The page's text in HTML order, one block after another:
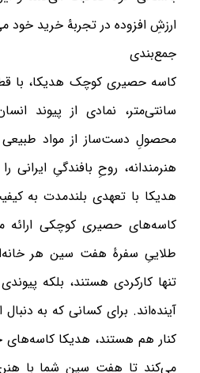
ارزشِ افزوده در تجربهٔ خرید خود
جمع‌بندی
سانتی‌متر، نمادی از پیوند
محصولِ دست‌ساز از مواد طبیعی
هنرمندانه، روحِ بافندگیِ ایرانی
هدیکا با تعهدی بلندمدت به
کاسه‌های حصیری کوچکی ارائه
طلاییِ سفرهٔ هفت سین هر
تنها کارکردی هستند، بلکه
آینده‌اند. برای کسانی که به
کنار هم هستند، هدیکا
می‌کند تا هفت سینِ شما با